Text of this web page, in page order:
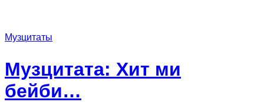
Музцитаты
Музцитата: Хит ми
бейби…